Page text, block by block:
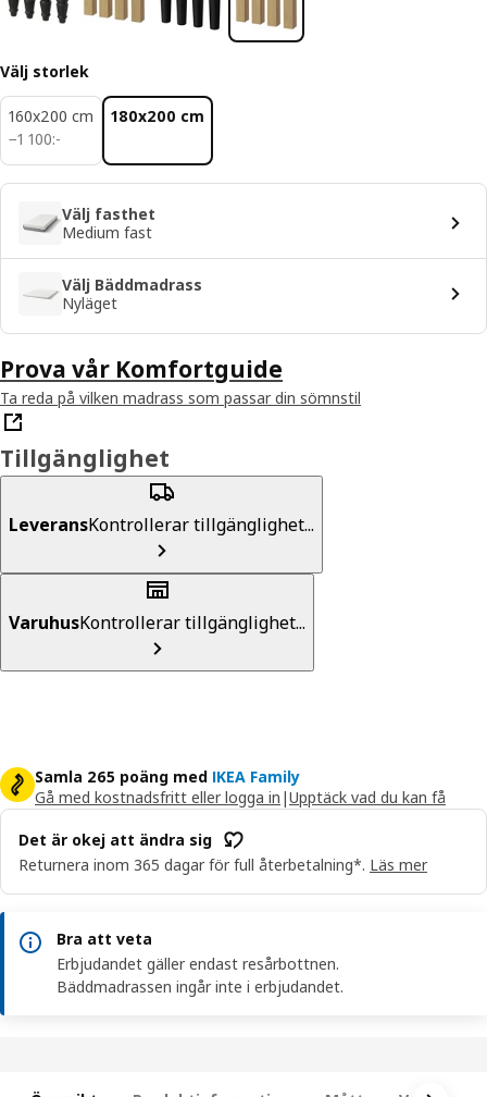
Välj storlek
160x200 cm
−1 100:-
1100:-
180x200 cm
Välj fasthet
Medium fast
Välj Bäddmadrass
Nyläget
Prova vår Komfortguide
Ta reda på vilken madrass som passar din sömnstil
Tillgänglighet
LeveransKontrollerar tillgänglighet...
VaruhusKontrollerar tillgänglighet...
Samla 265 poäng med IKEA Family
Gå med kostnadsfritt eller logga in |Upptäck vad du kan få
Det är okej att ändra sig
Returnera inom 365 dagar för full återbetalning*. Läs mer
Bra att veta
Erbjudandet gäller endast resårbottnen.
Bäddmadrassen ingår inte i erbjudandet.